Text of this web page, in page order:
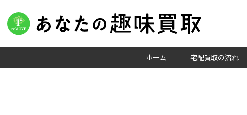
ホーム 宅配買取の流れ